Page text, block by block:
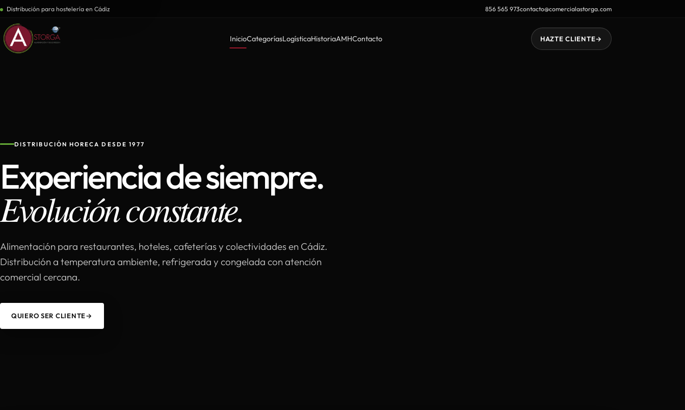
Distribución para hostelería en Cádiz 856 565 973contacto@comercialastorga.com
InicioCategoríasLogísticaHistoriaAMHContacto HAZTE CLIENTE→
DISTRIBUCIÓN HORECA DESDE 1977
Experiencia de siempre.
Evolución constante.
Alimentación para restaurantes, hoteles, cafeterías y colectividades en Cádiz.
Distribución a temperatura ambiente, refrigerada y congelada con atención
comercial cercana.
QUIERO SER CLIENTE→